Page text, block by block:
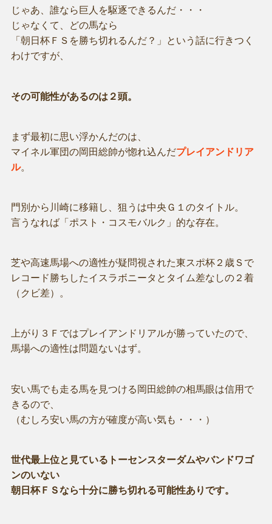
じゃあ、誰なら巨人を駆逐できるんだ・・・
じゃなくて、どの馬なら
「朝日杯ＦＳを勝ち切れるんだ？」という話に行きつく
わけですが、
その可能性があるのは２頭。
まず最初に思い浮かんだのは、
マイネル軍団の岡田総帥が惚れ込んだプレイアンドリア
ル。
門別から川崎に移籍し、狙うは中央Ｇ１のタイトル。
言うなれば「ポスト・コスモバルク」的な存在。
芝や高速馬場への適性が疑問視された東スポ杯２歳Ｓで
レコード勝ちしたイスラボニータとタイム差なしの２着
（クビ差）。
上がり３Ｆではプレイアンドリアルが勝っていたので、
馬場への適性は問題ないはず。
安い馬でも走る馬を見つける岡田総帥の相馬眼は信用で
きるので、
（むしろ安い馬の方が確度が高い気も・・・）
世代最上位と見ているトーセンスターダムやバンドワゴ
ンのいない
朝日杯ＦＳなら十分に勝ち切れる可能性ありです。